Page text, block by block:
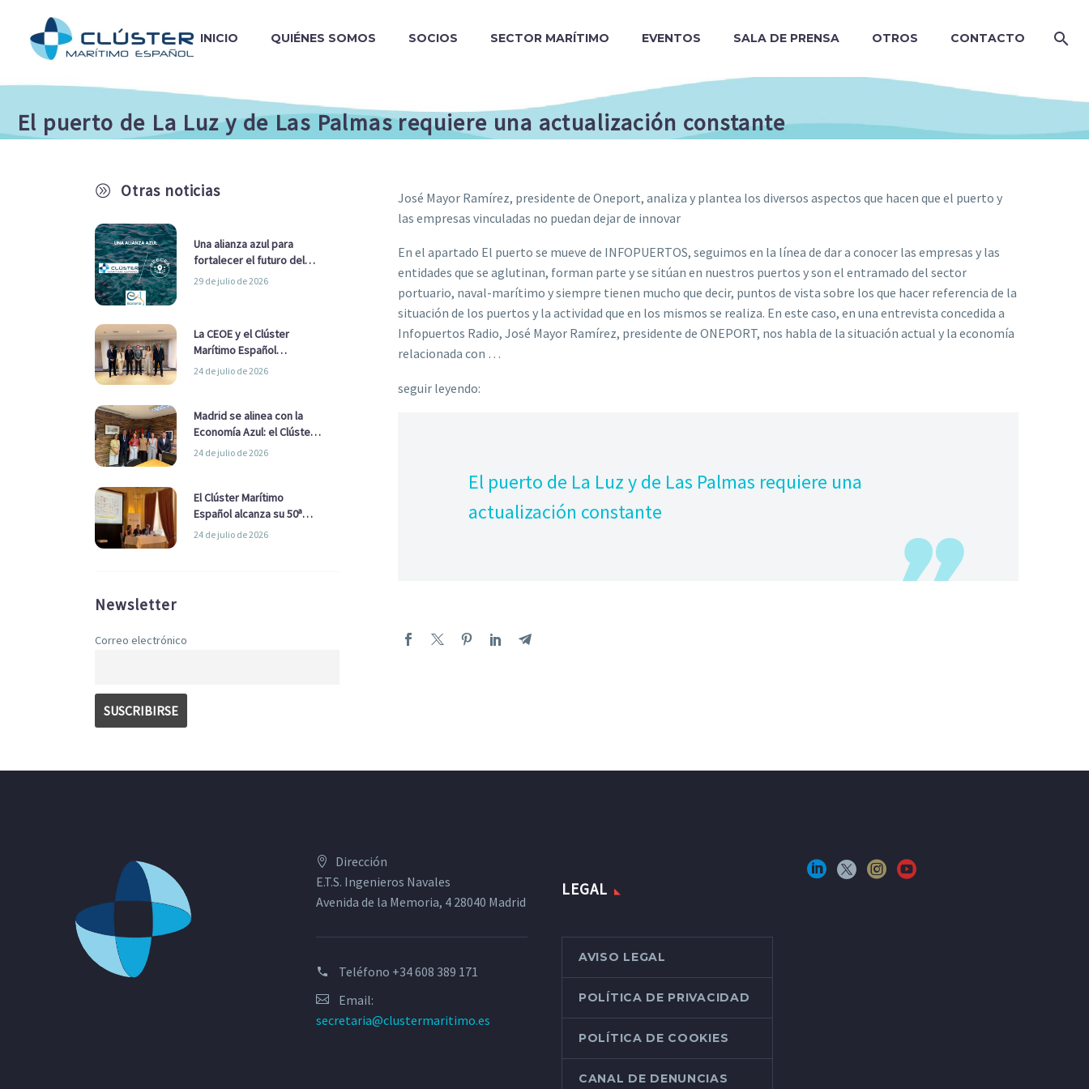
INICIO QUIÉNES SOMOS SOCIOS SECTOR MARÍTIMO EVENTOS SALA DE PRENSA OTROS CONTACTO
El puerto de La Luz y de Las Palmas requiere una actualización constante
A Otras noticias
Una alianza azul para
fortalecer el futuro del
sector marítimo
29 de julio de 2026
La CEOE y el Clúster
Marítimo Español
refuerzan su alianza para
24 de julio de 2026
Madrid se alinea con la
Economía Azul: el Clúster
Marítimo Español y la Real
Ayuntamiento
24 de julio de 2026
El Clúster Marítimo
Español alcanza su 50ª
Asamblea reafirmando su
24 de julio de 2026
Newsletter
Correo electrónico
José Mayor Ramírez, presidente de Oneport, analiza y plantea los diversos aspectos que hacen que el puerto y
las empresas vinculadas no puedan dejar de innovar
En el apartado El puerto se mueve de INFOPUERTOS, seguimos en la línea de dar a conocer las empresas y las
entidades que se aglutinan, forman parte y se sitúan en nuestros puertos y son el entramado del sector
portuario, naval-marítimo y siempre tienen mucho que decir, puntos de vista sobre los que hacer referencia de la
situación de los puertos y la actividad que en los mismos se realiza. En este caso, en una entrevista concedida a
Infopuertos Radio, José Mayor Ramírez, presidente de ONEPORT, nos habla de la situación actual y la economía
relacionada con …
seguir leyendo:
El puerto de La Luz y de Las Palmas requiere una
actualización constante
Dirección
E.T.S. Ingenieros Navales
Avenida de la Memoria, 4 28040 Madrid
Teléfono +34 608 389 171
Email:
secretaria@clustermaritimo.es
LEGAL
AVISO LEGAL
POLÍTICA DE PRIVACIDAD
POLÍTICA DE COOKIES
CANAL DE DENUNCIAS